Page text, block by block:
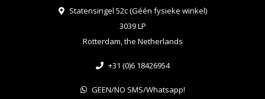
Statensingel 52c (Géén fysieke winkel)
3039 LP
Rotterdam, the Netherlands
+31 (0)6 18426954
GEEN/NO SMS/Whatsapp!